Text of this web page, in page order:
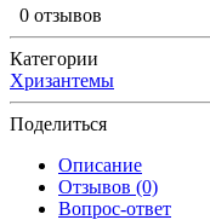
0 отзывов
Категории
Хризантемы
Поделиться
Описание
Отзывов (0)
Вопрос-ответ